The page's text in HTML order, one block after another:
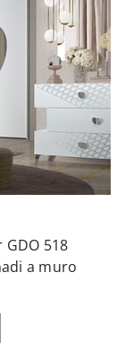
518
a muro